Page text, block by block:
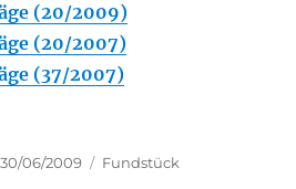
(20/2009)
(20/2007)
(37/2007)
Posted
30/06/2009 Categories
Fundstück